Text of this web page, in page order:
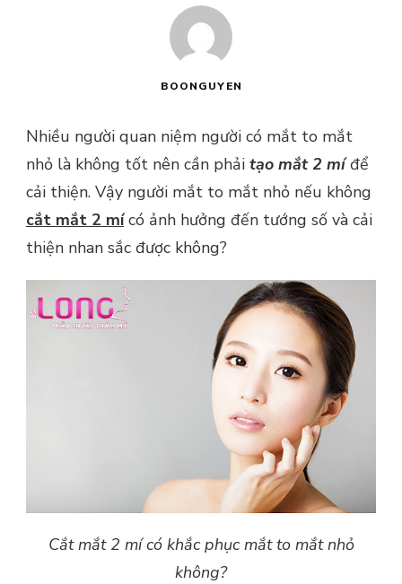
BOONGUYEN
Nhiều người quan niệm người có mắt to mắt
nhỏ là không tốt nên cần phải tạo mắt 2 míđể
cải thiện. Vậy người mắt to mắt nhỏ nếu không
cắt mắt 2 mícó ảnh hưởng đến tướng số và cải
thiện nhan sắc được không?
Cắt mắt 2 mí có khắc phục mắt to mắt nhỏ
không?